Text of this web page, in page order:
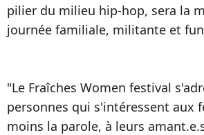
pilier du milieu hip-hop, sera la
journée familiale, militante et
"Le Fraîches Women festival
personnes qui s'intéressent aux
moins la parole, à leurs